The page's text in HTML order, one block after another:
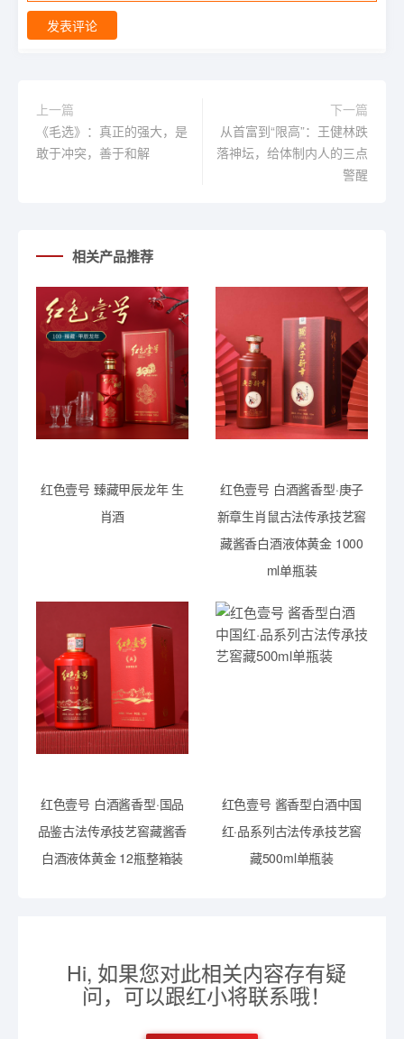
发表评论
上一篇
《毛选》：真正的强大，是
敢于冲突，善于和解
下一篇
从首富到“限高”：王健林跌
落神坛，给体制内人的三点
警醒
相关产品推荐
红色壹号 臻藏甲辰龙年 生
肖酒
红色壹号 白酒酱香型·庚子
新章生肖鼠古法传承技艺窖
藏酱香白酒液体黄金 1000
ml单瓶装
红色壹号 白酒酱香型·国品
品鉴古法传承技艺窖藏酱香
白酒液体黄金 12瓶整箱装
红色壹号 酱香型白酒中国
红·品系列古法传承技艺窖
藏500ml单瓶装
Hi, 如果您对此相关内容存有疑
问，可以跟红小将联系哦！